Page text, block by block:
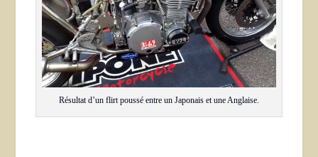
Résultat d’un flirt poussé entre un Japonais et une Anglaise.